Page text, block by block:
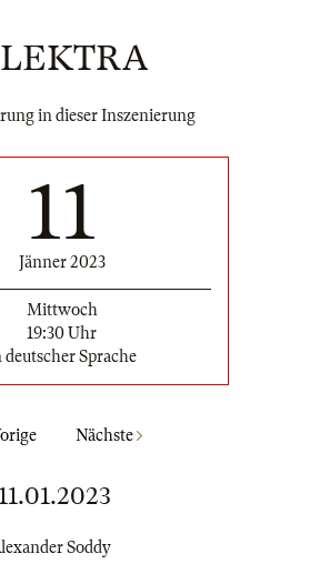
in dieser Inszenierung
11
Jänner 2023
Mittwoch
19:30 Uhr
deutscher Sprache
Nächste
Soddy